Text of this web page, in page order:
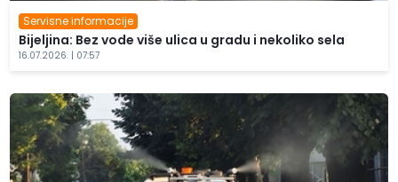
Servisne informacije
Bijeljina: Bez vode više ulica u gradu i nekoliko sela
16.07.2026. | 07:57